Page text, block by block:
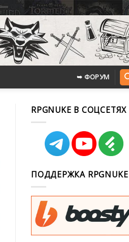
➥ ФОРУМ
RPGNUKE В СОЦСЕТЯХ
ПОДДЕРЖКА RPGNUKE